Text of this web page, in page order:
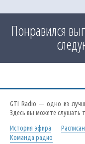
Понравился
GTI Radio — одно из
Здесь вы можете слушать
История эфира
Команда радио